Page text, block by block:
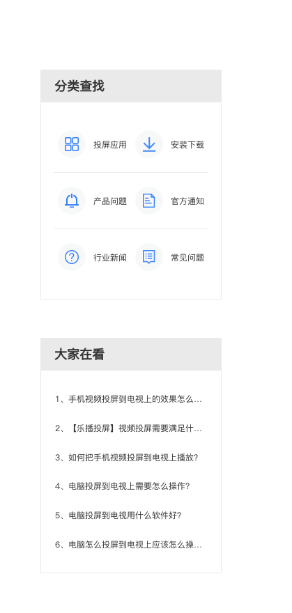
分类查找
投屏应用 安装下载
产品问题 官方通知
行业新闻 常见问题
大家在看
1、手机视频投屏到电视上的效果怎么样？
2、【乐播投屏】视频投屏需要满足什么条件？
3、如何把手机视频投屏到电视上播放？
4、电脑投屏到电视上需要怎么操作？
5、电脑投屏到电视用什么软件好？
6、电脑怎么投屏到电视上应该怎么操作？